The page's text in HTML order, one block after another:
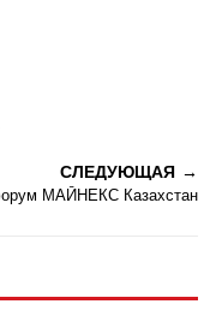
СЛЕДУЮЩАЯ
МАЙНЕКС Казахстан